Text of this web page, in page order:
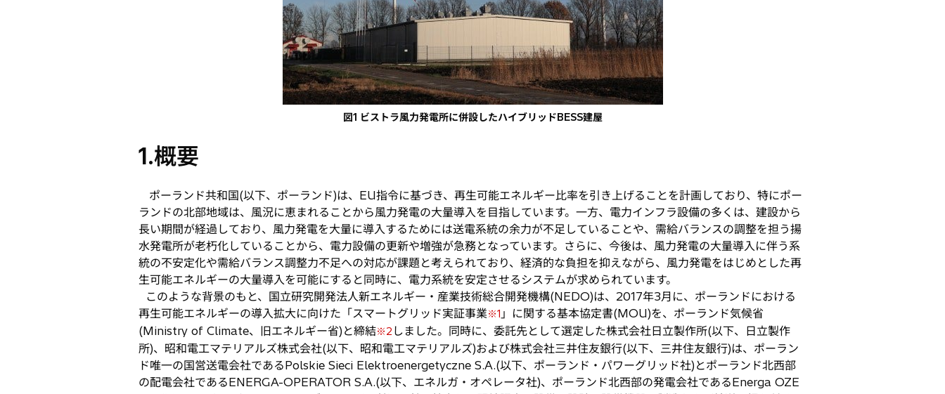
図1 ビストラ風力発電所に併設したハイブリッドBESS建屋
1.概要
ポーランド共和国(以下、ポーランド)は、EU指令に基づき、再生可能エネルギー比率を引き上げることを計画しており、特にポー
ランドの北部地域は、風況に恵まれることから風力発電の大量導入を目指しています。一方、電力インフラ設備の多くは、建設から
長い期間が経過しており、風力発電を大量に導入するためには送電系統の余力が不足していることや、需給バランスの調整を担う揚
水発電所が老朽化していることから、電力設備の更新や増強が急務となっています。さらに、今後は、風力発電の大量導入に伴う系
統の不安定化や需給バランス調整力不足への対応が課題と考えられており、経済的な負担を抑えながら、風力発電をはじめとした再
生可能エネルギーの大量導入を可能にすると同時に、電力系統を安定させるシステムが求められています。
このような背景のもと、国立研究開発法人新エネルギー・産業技術総合開発機構(NEDO)は、2017年3月に、ポーランドにおける
再生可能エネルギーの導入拡大に向けた「スマートグリッド実証事業※1 」に関する基本協定書(MOU)を、ポーランド気候省
(Ministry of Climate、旧エネルギー省)と締結※2 しました。同時に、委託先として選定した株式会社日立製作所(以下、日立製作
所)、昭和電工マテリアルズ株式会社(以下、昭和電工マテリアルズ)および株式会社三井住友銀行(以下、三井住友銀行)は、ポーラン
ド唯一の国営送電会社であるPolskie Sieci Elektroenergetyczne S.A.(以下、ポーランド・パワーグリッド社)とポーランド北西部
の配電会社であるENERGA-OPERATOR S.A.(以下、エネルガ・オペレータ社)、ポーランド北西部の発電会社であるEnerga OZE